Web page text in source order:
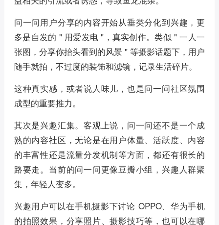
问一问用户分享的内容开始从垂类分化到兴趣，更
多是自发的 " 用爱发电 "，真实创作。类似 " 一人一
张图，分享你抬头看到的风景 " 等摄影话题下，用户
随手就拍，不过度的装饰和滤镜，记录生活碎片。
这种真实感，或者说人味儿，也是问一问社区氛围
成型的重要推力。
其次是兴趣汇集。客观上说，问一问还不是一个成
熟的内容社区，无论是在用户体量、活跃度、内容
的丰富性还是流量分发机制等方面，都还有很长的
路要走。当前的问一问更像豆瓣小组，兴趣人群聚
集，年轻人变多。
兴趣用户可以在手机摄影下讨论 OPPO、华为手机
的拍照效果，分享照片、摄影技巧等，也可以在哪